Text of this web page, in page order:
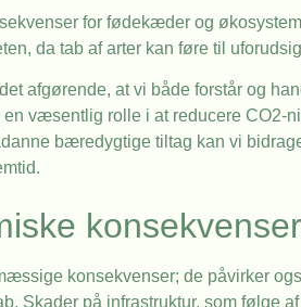
for fødekæder og
da tab af arter kan føre til
afgørende, at vi både forstår og
væsentlig rolle i at reducere
bæredygtige tiltag kan vi
konsekvenser; de påvirker
Skader på infrastruktur, som følge